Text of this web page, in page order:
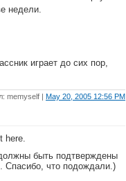
недели.
играет до сих пор,
memyself | May 20, 2005 12:56 PM
here.
быть подтверждены
Спасибо, что подождали.)